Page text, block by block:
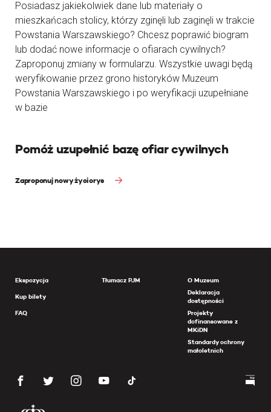
Posiadasz jakiekolwiek dane lub materiały o
mieszkańcach stolicy, którzy zginęli lub zaginęli w trakcie
Powstania Warszawskiego? Chcesz poprawić biogram
lub dodać nowe informacje o ofiarach cywilnych?
Zaproponuj zmiany w formularzu. Wszystkie uwagi będą
weryfikowanie przez grono historyków Muzeum
Powstania Warszawskiego i po weryfikacji uzupełniane
w bazie
Pomóż uzupełnić bazę ofiar cywilnych
Zaproponuj nowy życiorys
Ekspozycja
Kup bilety
FAQ
Tłumacz PJM
O Muzeum
Deklaracja
dostępności
Projekty
dofinansowane z
MKiDN
Standardy ochrony
małoletnich